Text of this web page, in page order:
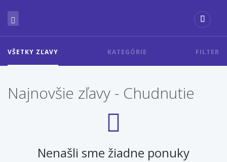
VŠETKY ZĽAVY KATEGÓRIE FILTER
Najnovšie zľavy - Chudnutie
Nenašli sme žiadne ponuky